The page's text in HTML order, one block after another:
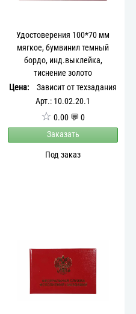
Удостоверения 100*70 мм
мягкое, бумвинил темный
бордо, инд.выклейка,
тиснение золото
Цена:
Зависит от техзадания
Арт.: 10.02.20.1
☆ 0.00 💬 0
Заказать
Под заказ